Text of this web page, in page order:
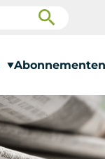
Abonnementen